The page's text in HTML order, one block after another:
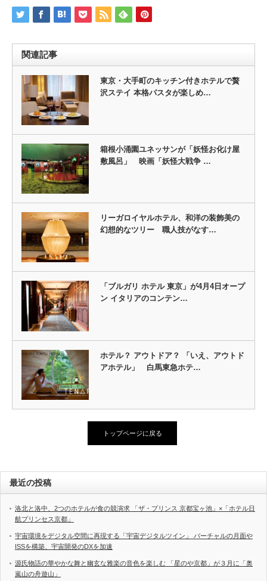
関連記事
東京・大手町のキッチン付きホテルで贅
沢ステイ 本格パスタが楽しめ…
箱根小涌園ユネッサンが「妖怪お化け屋
敷風呂」 映画「妖怪大戦争 …
リーガロイヤルホテル、和洋の装飾美の
幻想的なツリー 職人技がなす…
「ブルガリ ホテル 東京」が4月4日オープ
ン イタリアのコンテン…
ホテル？ アウトドア？ 「いえ、アウトド
アホテル」 白馬東急ホテ…
トップページに戻る
最近の投稿
洛北と洛中、2つのホテルが食の競演求 「ザ・プリンス 京都宝ヶ池」×「ホテル日
航プリンセス京都」
宇宙環境をデジタル空間に再現する「宇宙デジタルツイン」 バーチャルの月面や
ISSを構築、宇宙開発のDXを加速
源氏物語の華やかな舞と幽玄な雅楽の音色を楽しむ 「星のや京都」が３月に「奥
嵐山の舟遊山」